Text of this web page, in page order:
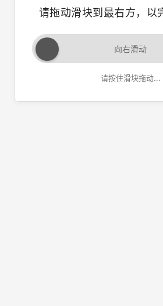
请拖动滑块到最右方，以
向右滑动
请按住滑块拖动...